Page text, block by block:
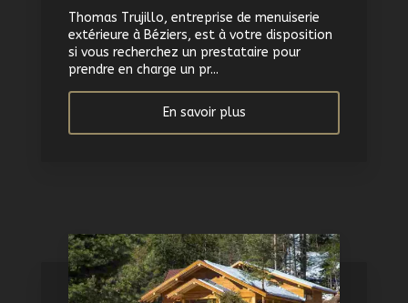
Thomas Trujillo, entreprise de menuiserie
extérieure à Béziers, est à votre disposition
si vous recherchez un prestataire pour
prendre en charge un pr...
En savoir plus